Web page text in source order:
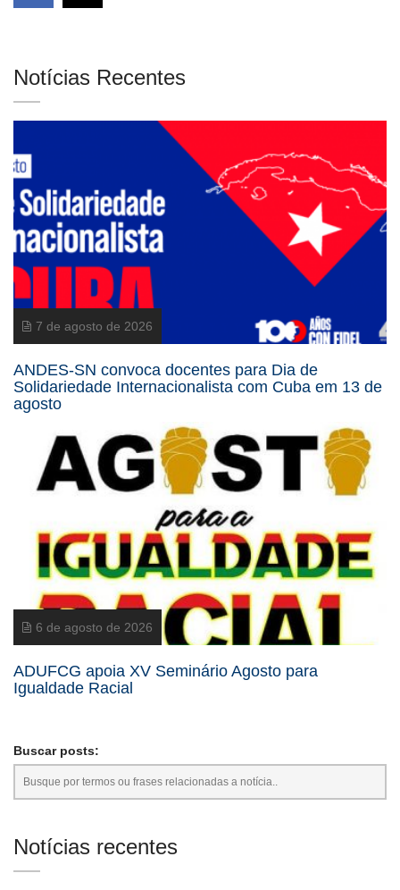
Notícias Recentes
7 de agosto de 2026
ANDES-SN convoca docentes para Dia de
Solidariedade Internacionalista com Cuba em 13 de
agosto
6 de agosto de 2026
ADUFCG apoia XV Seminário Agosto para
Igualdade Racial
Buscar posts:
Notícias recentes